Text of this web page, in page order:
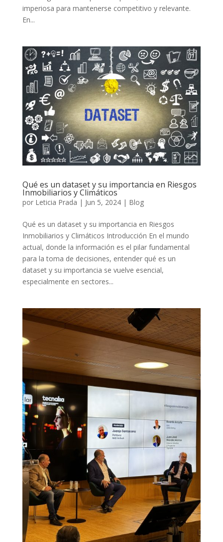
imperiosa para mantenerse competitivo y relevante.
En...
Qué es un dataset y su importancia en Riesgos
Inmobiliarios y Climáticos
por Leticia Prada | Jun 5, 2024| Blog
Qué es un dataset y su importancia en Riesgos
Inmobiliarios y Climáticos Introducción En el mundo
actual, donde la información es el pilar fundamental
para la toma de decisiones, entender qué es un
dataset y su importancia se vuelve esencial,
especialmente en sectores...